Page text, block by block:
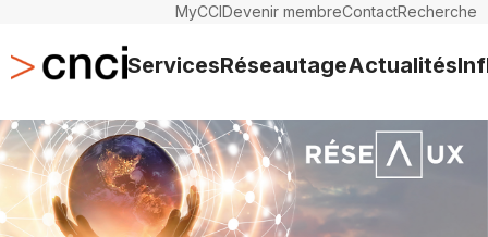
MyCCIDevenir membreContactRecherche
ServicesRéseautageActualités